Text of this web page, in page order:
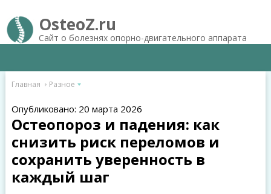
OsteoZ.ru
Сайт о болезнях опорно-двигательного аппарата
Главная Разное
Опубликовано: 20 марта 2026
Остеопороз и падения: как
снизить риск переломов и
сохранить уверенность в
каждый шаг